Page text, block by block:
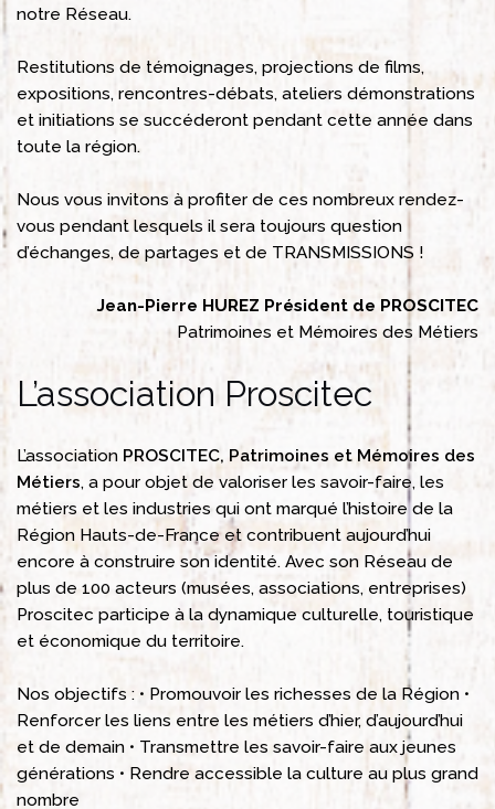
notre Réseau.
Restitutions de témoignages, projections de films,
expositions, rencontres-débats, ateliers démonstrations
et initiations se succéderont pendant cette année dans
toute la région.
Nous vous invitons à profiter de ces nombreux rendez-
vous pendant lesquels il sera toujours question
d’échanges, de partages et de TRANSMISSIONS !
Jean-Pierre HUREZ Président de PROSCITEC
Patrimoines et Mémoires des Métiers
L’association Proscitec
L’association PROSCITEC, Patrimoines et Mémoires des
Métiers, a pour objet de valoriser les savoir-faire, les
métiers et les industries qui ont marqué l’histoire de la
Région Hauts-de-France et contribuent aujourd’hui
encore à construire son identité. Avec son Réseau de
plus de 100 acteurs (musées, associations, entreprises)
Proscitec participe à la dynamique culturelle, touristique
et économique du territoire.
Nos objectifs : • Promouvoir les richesses de la Région •
Renforcer les liens entre les métiers d’hier, d’aujourd’hui
et de demain • Transmettre les savoir-faire aux jeunes
générations • Rendre accessible la culture au plus grand
nombre